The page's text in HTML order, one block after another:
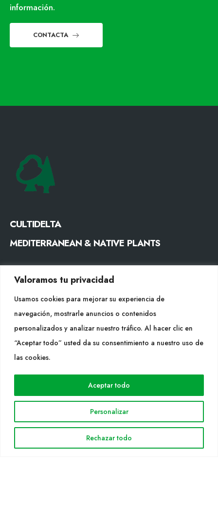
Valoramos tu privacidad
Usamos cookies para mejorar su experiencia de
navegación, mostrarle anuncios o contenidos
personalizados y analizar nuestro tráfico. Al hacer clic en
“Aceptar todo” usted da su consentimiento a nuestro uso de
las cookies.
Personalizar
Rechazar todo
Aceptar todo
información.
CONTACTA
CULTIDELTA
MEDITERRANEAN & NATIVE PLANTS
info@cultidelta.com
SÍGUENOS
Áreas de trabajo
Noticias